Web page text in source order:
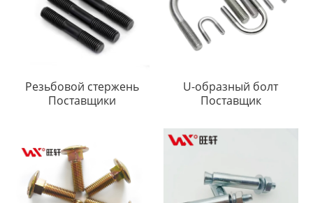
Резьбовой стержень
Поставщики
U-образный болт
Поставщик